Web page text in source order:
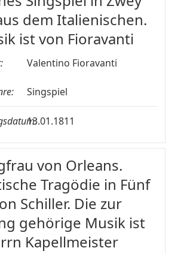
dem Italienischen.
ist von Fioravanti
Valentino Fioravanti
Singspiel
13.01.1811
von Orleans.
Tragödie in Fünf
Schiller. Die zur
gehörige Musik ist
Kapellmeister